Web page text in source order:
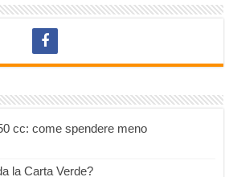
cc: come spendere meno
la Carta Verde?